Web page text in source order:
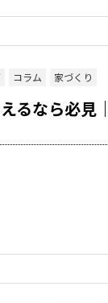
コラム 家づくり
るなら必見